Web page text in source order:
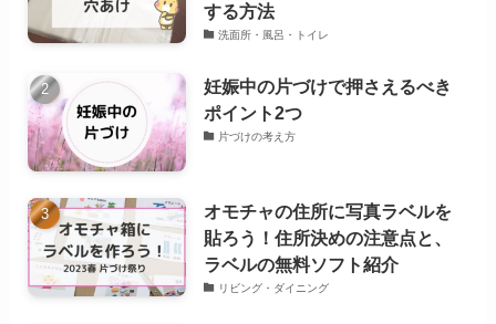
する方法
洗面所・風呂・トイレ
妊娠中の片づけで押さえるべき
ポイント2つ
片づけの考え方
オモチャの住所に写真ラベルを
貼ろう！住所決めの注意点と、
ラベルの無料ソフト紹介
リビング・ダイニング